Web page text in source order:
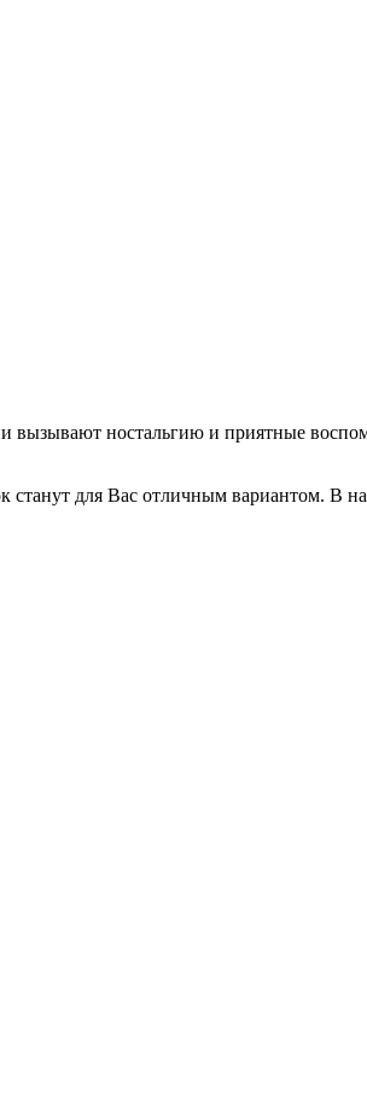
вызывают ностальгию и приятные
для Вас отличным вариантом. В